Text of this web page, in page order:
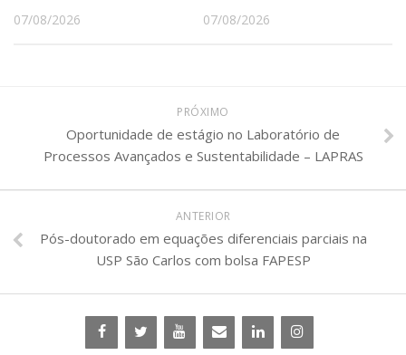
07/08/2026 07/08/2026
PRÓXIMO
Oportunidade de estágio no Laboratório de
Processos Avançados e Sustentabilidade – LAPRAS
ANTERIOR
Pós-doutorado em equações diferenciais parciais na
USP São Carlos com bolsa FAPESP